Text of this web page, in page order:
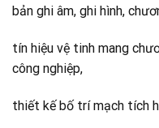
bản ghi âm, ghi hình,
tín hiệu vệ tinh mang
công nghiệp,
thiết kế bố trí mạch tích